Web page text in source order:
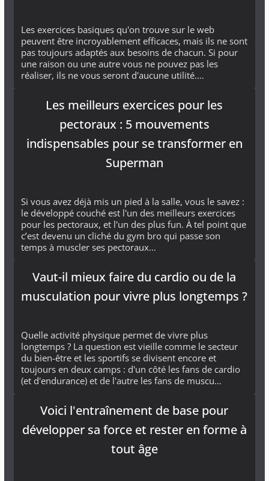
Les exercices basiques qu'on trouve sur le web
peuvent être incroyablement efficaces, mais ils ne sont
pas toujours adaptés aux besoins de chacun. Si pour
une raison ou une autre vous ne pouvez pas les
réaliser, ils ne vous seront d'aucune utilité.…
Les meilleurs exercices pour les
pectoraux : 5 mouvements
indispensables pour se transformer en
Superman
Si vous avez déjà mis un pied à la salle, vous le savez :
le développé couché est l'un des meilleurs exercices
pour les pectoraux, et l'un des plus fun. À tel point que
c’est devenu un cliché du gym bro qui passe son
temps à muscler ses pectoraux…
Vaut-il mieux faire du cardio ou de la
musculation pour vivre plus longtemps ?
Quelle activité physique permet de vivre plus
longtemps ? La question est vieille comme le secteur
du bien-être et les sportifs se divisent encore et
toujours en deux camps : d'un côté les fans de cardio
(et d'endurance) et de l'autre les fans de muscu…
Voici l'entraînement de base pour
développer sa force et rester en forme à
tout âge